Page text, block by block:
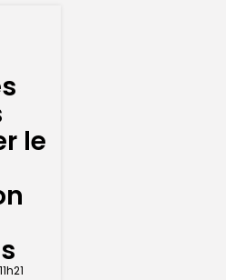
le